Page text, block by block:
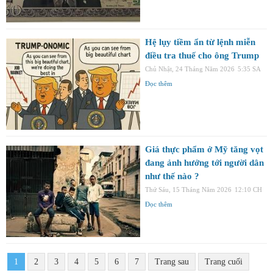
Hệ lụy tiềm ẩn từ lệnh miễn
điều tra thuế cho ông Trump
Chủ Nhật, 24 Tháng Năm 2026 5:35 SA
Đọc thêm
Giá thực phẩm ở Mỹ tăng vọt
đang ảnh hưởng tới người dân
như thế nào ?
Thứ Sáu, 15 Tháng Năm 2026 12:10 CH
Đọc thêm
1 2 3 4 5 6 7 Trang sau Trang cuối